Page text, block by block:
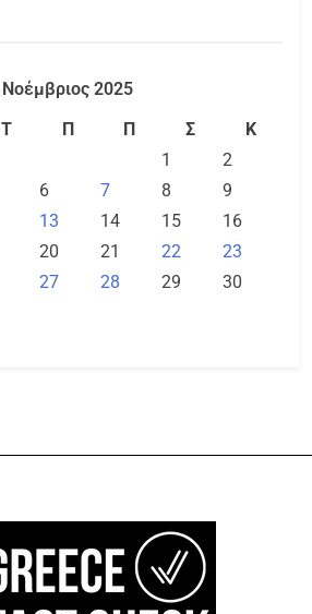
Νοέμβριος 2025
Τ Π Π Σ
Κ
1
2
6 7 8
9
13 14 15
16
20 21 22
23
27 28 29 30